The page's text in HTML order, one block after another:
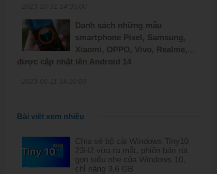
Danh sách những mẫu
smartphone Pixel, Samsung,
Xiaomi, OPPO, Vivo, Realme,...
được cập nhật lên Android 14
Bài viết xem nhiều
Chia sẻ bộ cài Windows Tiny10
23H2 vừa ra mắt, phiên bản rút
gọn siêu nhẹ của Windows 10,
chỉ nặng 3,6 GB